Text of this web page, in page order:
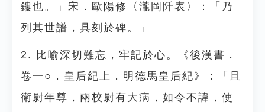
鏤也。」宋．歐陽修〈瀧岡阡表〉：「乃
列其世譜，具刻於碑。」
2. 比喻深切難忘，牢記於心。《後漢書．
卷一○．皇后紀上．明德馬皇后紀》：「且
衛尉年尊，兩校尉有大病，如令不諱，使